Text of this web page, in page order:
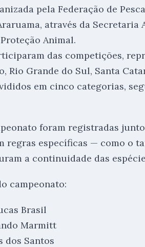
pela Federação de
através da Secretaria
Animal.
das competições,
Rio Grande do Sul, Santa
em cinco categorias,
foram registradas
regras específicas — como o
a continuidade das
campeonato:
Brasil
Marmitt
dos Santos